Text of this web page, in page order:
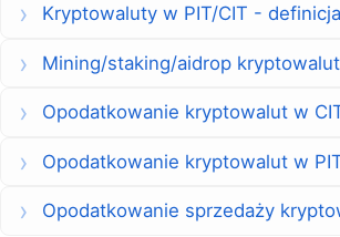
Kryptowaluty w PIT/CIT - definicja
Mining/staking/aidrop
Opodatkowanie kryptowalut w
Opodatkowanie kryptowalut w
Opodatkowanie sprzedaży